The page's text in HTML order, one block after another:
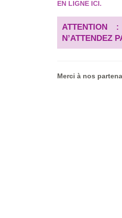
EN LIGNE ICI.
ATTENTION
N’ATTENDEZ
Merci à nos